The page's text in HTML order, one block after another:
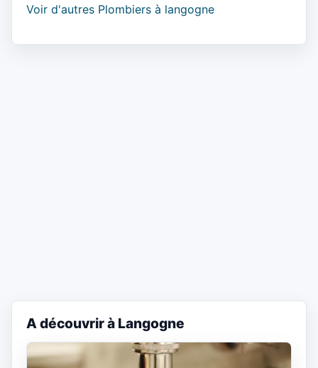
Voir d'autres Plombiers à langogne
A découvrir à Langogne